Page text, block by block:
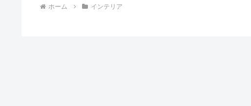
ホーム インテリア